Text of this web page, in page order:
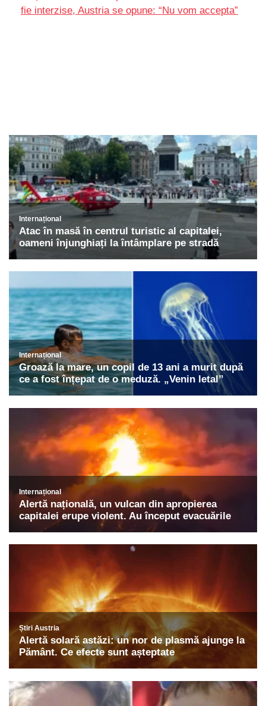
fie interzise, Austria se opune: “Nu vom accepta”